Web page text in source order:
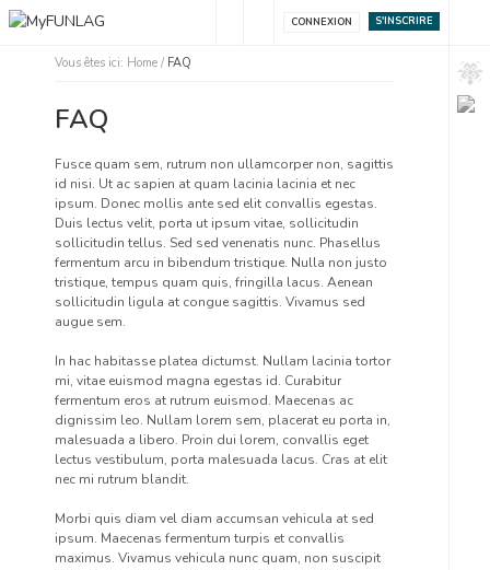
S'INSCRIRE
CONNEXION
Vous êtes ici: Home / FAQ
FAQ
Fusce quam sem, rutrum non ullamcorper non, sagittis
id nisi. Ut ac sapien at quam lacinia lacinia et nec
ipsum. Donec mollis ante sed elit convallis egestas.
Duis lectus velit, porta ut ipsum vitae, sollicitudin
sollicitudin tellus. Sed sed venenatis nunc. Phasellus
fermentum arcu in bibendum tristique. Nulla non justo
tristique, tempus quam quis, fringilla lacus. Aenean
sollicitudin ligula at congue sagittis. Vivamus sed
augue sem.
In hac habitasse platea dictumst. Nullam lacinia tortor
mi, vitae euismod magna egestas id. Curabitur
fermentum eros at rutrum euismod. Maecenas ac
dignissim leo. Nullam lorem sem, placerat eu porta in,
malesuada a libero. Proin dui lorem, convallis eget
lectus vestibulum, porta malesuada lacus. Cras at elit
nec mi rutrum blandit.
Morbi quis diam vel diam accumsan vehicula at sed
ipsum. Maecenas fermentum turpis et convallis
maximus. Vivamus vehicula nunc quam, non suscipit